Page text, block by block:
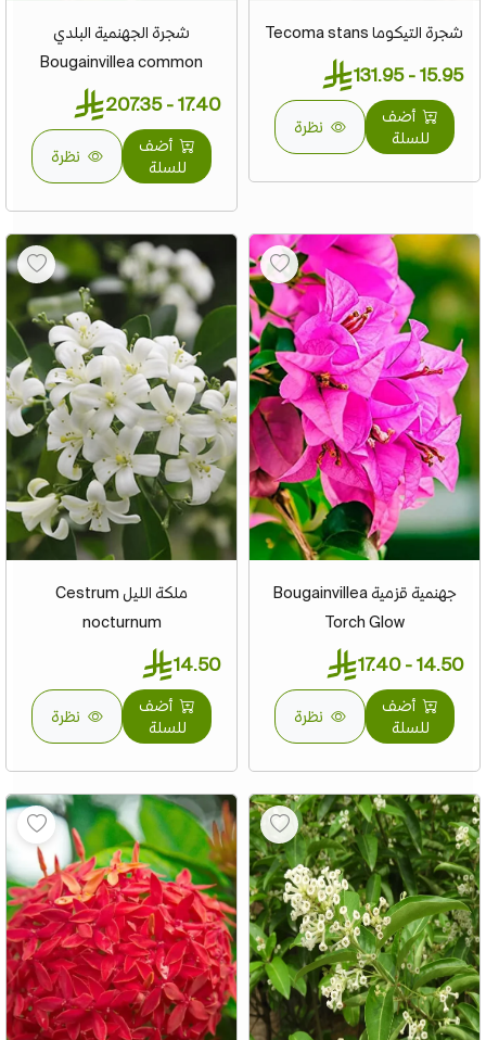
شجرة التيكوما Tecoma stans
15.95 - 131.95
أضف
للسلة
نظرة
شجرة الجهنمية البلدي
Bougainvillea common
17.40 - 207.35
أضف
للسلة
نظرة
جهنمية قزمية Bougainvillea
Torch Glow
14.50 - 17.40
أضف
للسلة
نظرة
ملكة الليل Cestrum
nocturnum
14.50
أضف
للسلة
نظرة